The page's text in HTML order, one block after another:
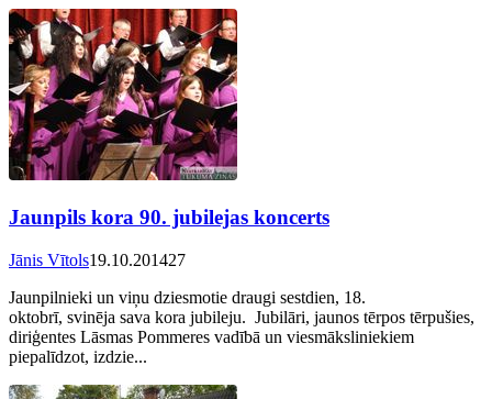
Jaunpils kora 90. jubilejas koncerts
Jānis Vītols19.10.201427
Jaunpilnieki un viņu dziesmotie draugi sestdien, 18.
oktobrī, svinēja sava kora jubileju. Jubilāri, jaunos tērpos tērpušies,
diriģentes Lāsmas Pommeres vadībā un viesmāksliniekiem
piepalīdzot, izdzie...